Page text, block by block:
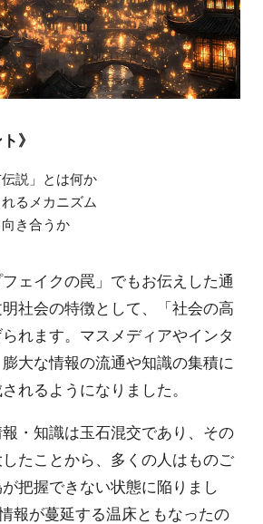
》
説」とは何か
るメカニズム
き合うか
ェイクの罠」でもお伝えした通
社会の特徴として、「社会の高
れます。マスメディアやインタ
大な情報の流通や知識の集積に
れるようになりました。
・知識は玉石混交であり、その
たことから、多くの人はものご
把握できない状態に陥りまし
報が蔓延する温床ともなったの